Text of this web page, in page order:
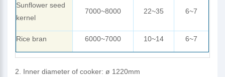
Sunflower seed
kernel
7000~8000 22~35 6~7
Rice bran 6000~7000 10~14 6~7
2. Inner diameter of cooker: ø 1220mm